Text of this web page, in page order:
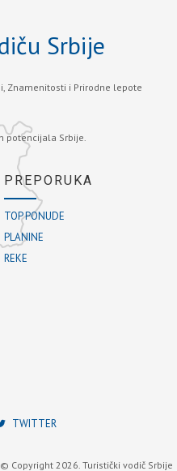
Srbije
Znamenitosti i Prirodne lepote
potencijala Srbije.
PREPORUKA
TOP PONUDE
PLANINE
REKE
TWITTER
© Copyright 2026. Turistički vodič Srbije